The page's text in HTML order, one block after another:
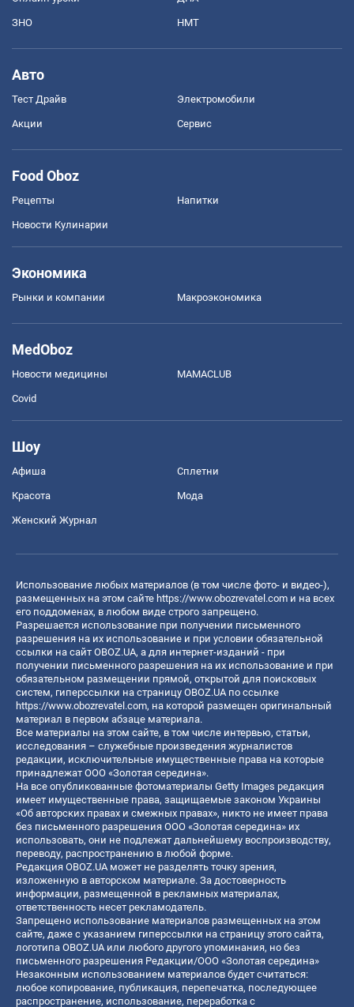
ЗНО НМТ
Авто
Тест Драйв Электромобили
Акции Сервис
Food Oboz
Рецепты Напитки
Новости Кулинарии
Экономика
Рынки и компании Mакроэкономика
MedOboz
Новости медицины MAMACLUB
Covid
Шоу
Афиша Сплетни
Красота Мода
Женский Журнал
Использование любых материалов (в том числе фото- и видео-),
размещенных на этом сайте https://www.obozrevatel.com и на всех
его поддоменах, в любом виде строго запрещено.
Разрешается использование при получении письменного
разрешения на их использование и при условии обязательной
ссылки на сайт OBOZ.UA, а для интернет-изданий - при
получении письменного разрешения на их использование и при
обязательном размещении прямой, открытой для поисковых
систем, гиперссылки на страницу OBOZ.UA по ссылке
https://www.obozrevatel.com, на которой размещен оригинальный
материал в первом абзаце материала.
Все материалы на этом сайте, в том числе интервью, статьи,
исследования – служебные произведения журналистов
редакции, исключительные имущественные права на которые
принадлежат ООО «Золотая середина».
На все опубликованные фотоматериалы Getty Images редакция
имеет имущественные права, защищаемые законом Украины
«Об авторских правах и смежных правах», никто не имеет права
без письменного разрешения ООО «Золотая середина» их
использовать, они не подлежат дальнейшему воспроизводству,
переводу, распространению в любой форме.
Редакция OBOZ.UA может не разделять точку зрения,
изложенную в авторском материале. За достоверность
информации, размещенной в рекламных материалах,
ответственность несет рекламодатель.
Запрещено использование материалов размещенных на этом
сайте, даже с указанием гиперссылки на страницу этого сайта,
логотипа OBOZ.UA или любого другого упоминания, но без
письменного разрешения Редакции/ООО «Золотая середина»
Незаконным использованием материалов будет считаться:
любое копирование, публикация, перепечатка, последующее
распространение, использование, переработка с